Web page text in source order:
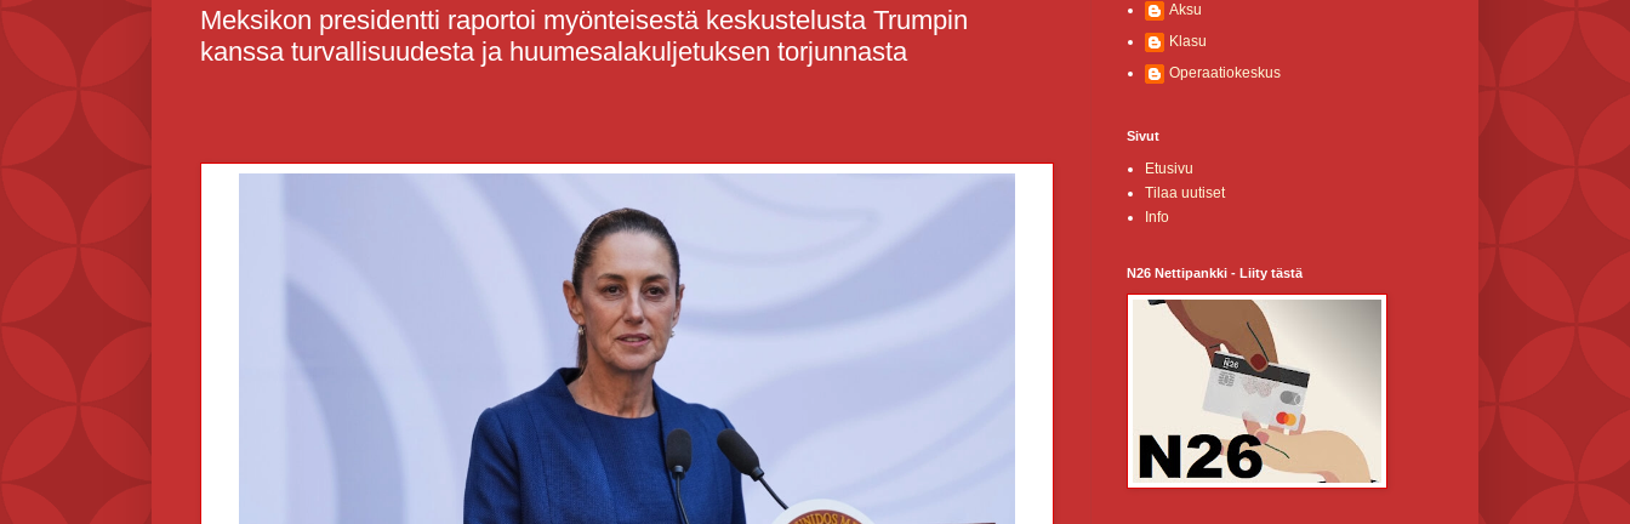
Meksikon presidentti raportoi myönteisestä keskustelusta Trumpin
kanssa turvallisuudesta ja huumesalakuljetuksen torjunnasta
Aksu
Klasu
Operaatiokeskus
Sivut
Etusivu
Tilaa uutiset
Info
N26 Nettipankki - Liity tästä